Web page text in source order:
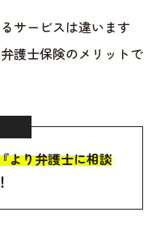
サービスは違います
護士保険のメリットで
より弁護士に相談